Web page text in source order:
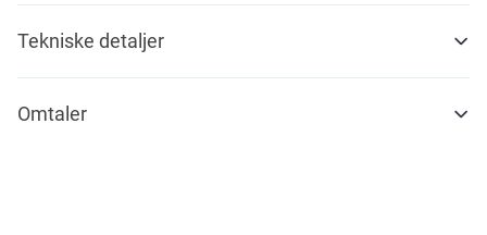
Tekniske detaljer
Omtaler